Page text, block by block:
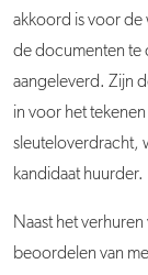
akkoord is voor de
de documenten te
aangeleverd. Zijn
in voor het
sleuteloverdracht,
kandidaat huurder.
Naast het
beoordelen van